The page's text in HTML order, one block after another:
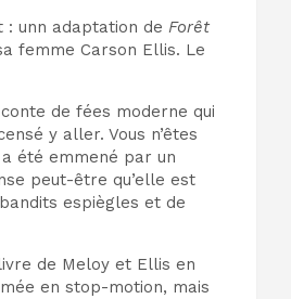
: unn adaptation de Forêt
femme Carson Ellis. Le
de fées moderne qui
y aller. Vous n’êtes
été emmené par un
peut-être qu’elle est
espiègles et de
de Meloy et Ellis en
en stop-motion, mais